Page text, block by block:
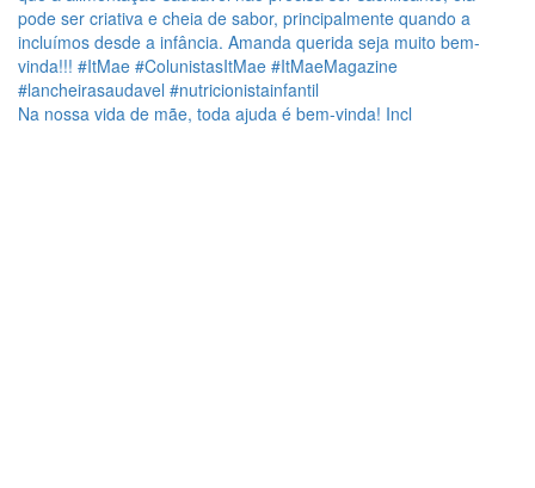
Na nossa vida de mãe, toda ajuda é bem-vinda! Incl